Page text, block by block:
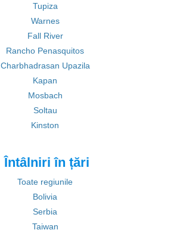
Tupiza
Warnes
Fall River
Rancho Penasquitos
Charbhadrasan Upazila
Kapan
Mosbach
Soltau
Kinston
Întâlniri în țări
Toate regiunile
Bolivia
Serbia
Taiwan